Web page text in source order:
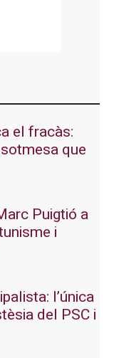
el fracàs:
que
Puigtió a
i
l’única
del PSC i